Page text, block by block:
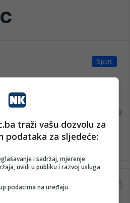
Sport
Stolac – FK Klis
Klis; 15:00 sati; Druga liga FBiH – Jug
traži vašu dozvolu za
podataka za sljedeće:
i sadržaj, mjerenje
uvidi u publiku i razvoj usluga
podacima na uređaju